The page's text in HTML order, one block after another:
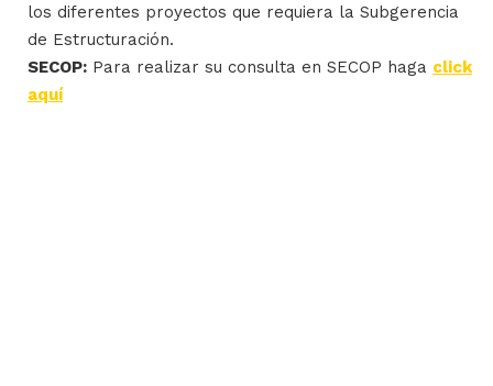
los diferentes proyectos que requiera la Subgerencia
de Estructuración.
SECOP: Para realizar su consulta en SECOP haga click
aquí